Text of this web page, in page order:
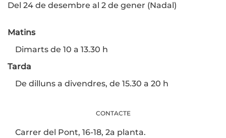
Del 24 de desembre al 2 de gener (Nadal)
Matins
Dimarts de 10 a 13.30 h
Tarda
De dilluns a divendres, de 15.30 a 20 h
CONTACTE
Carrer del Pont, 16-18, 2a planta.